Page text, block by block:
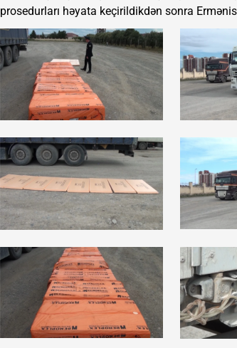
prosedurları həyata keçirildikdən sonra